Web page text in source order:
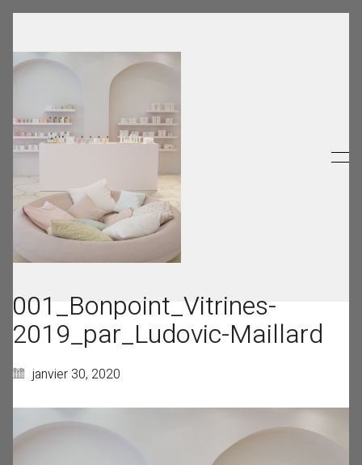
001_Bonpoint_Vitrines-
2019_par_Ludovic-Maillard
janvier 30, 2020